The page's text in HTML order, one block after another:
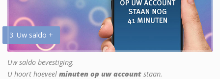
3. Uw saldo +
Uw saldo bevestiging.
U hoort hoeveel minuten op uw account staan.